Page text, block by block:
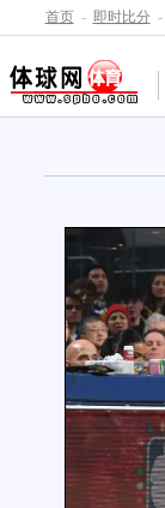
首页 - 即时比分 -